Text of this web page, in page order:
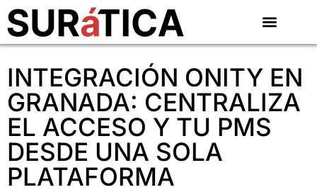
INTEGRACIÓN ONITY EN
GRANADA: CENTRALIZA
EL ACCESO Y TU PMS
DESDE UNA SOLA
PLATAFORMA